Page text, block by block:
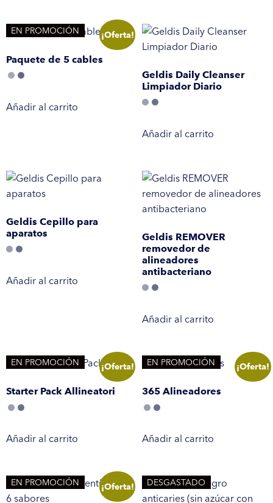
¡Oferta!
EN PROMOCIÓN
Paquete de 5 cables
Añadir al carrito
Geldis Daily Cleanser
Limpiador Diario
Añadir al carrito
Geldis Cepillo para
aparatos
Añadir al carrito
Geldis REMOVER
removedor de
alineadores
antibacteriano
Añadir al carrito
¡Oferta!
EN PROMOCIÓN
Starter Pack Allineatori
Añadir al carrito
¡Oferta!
EN PROMOCIÓN
365 Alineadores
Añadir al carrito
¡Oferta!
EN PROMOCIÓN DESGASTADO